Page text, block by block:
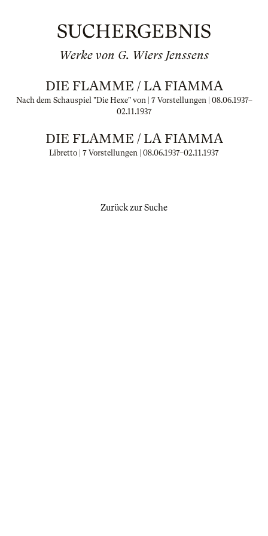
SUCHERGEBNIS
Werke von G. Wiers Jenssens
DIE FLAMME / LA FIAMMA
Nach dem Schauspiel "Die Hexe" von | 7 Vorstellungen | 08.06.1937–
02.11.1937
DIE FLAMME / LA FIAMMA
Libretto | 7 Vorstellungen | 08.06.1937–02.11.1937
Zurück zur Suche